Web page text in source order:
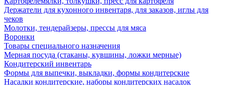
Держатели для кухонного инвентаря, для заказов, иглы для
чеков
Молотки, тендерайзеры, прессы для мяса
Воронки
Товары специального назначения
Мерная посуда (стаканы, кувшины, ложки мерные)
Кондитерский инвентарь
Формы для выпечки, выкладки, формы кондитерские
Насадки кондитерские, наборы кондитерских насадок